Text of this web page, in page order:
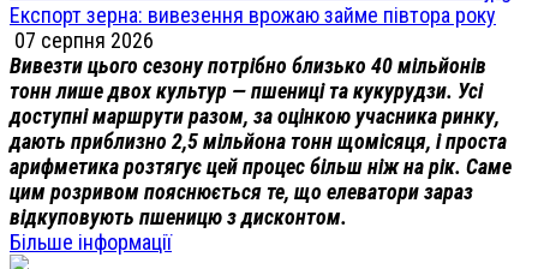
Експорт зерна: вивезення врожаю займе півтора року
07 серпня 2026
Вивезти цього сезону потрібно близько 40 мільйонів
тонн лише двох культур — пшениці та кукурудзи. Усі
доступні маршрути разом, за оцінкою учасника ринку,
дають приблизно 2,5 мільйона тонн щомісяця, і проста
арифметика розтягує цей процес більш ніж на рік. Саме
цим розривом пояснюється те, що елеватори зараз
відкуповують пшеницю з дисконтом.
Більше інформації